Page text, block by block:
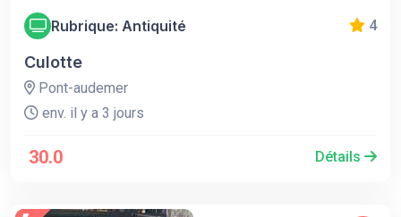
Rubrique: Antiquité 4
Culotte
Pont-audemer
env. il y a 3 jours
30.0 Détails